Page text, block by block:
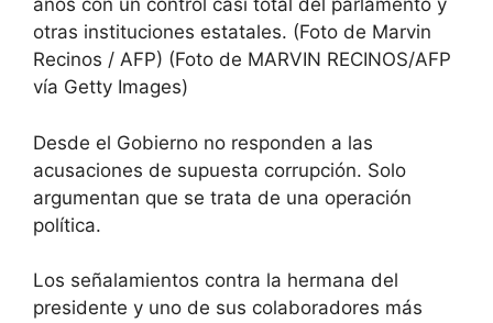
años con un control casi total del parlamento y
otras instituciones estatales. (Foto de Marvin
Recinos / AFP) (Foto de MARVIN RECINOS/AFP
vía Getty Images)
Desde el Gobierno no responden a las
acusaciones de supuesta corrupción. Solo
argumentan que se trata de una operación
política.
Los señalamientos contra la hermana del
presidente y uno de sus colaboradores más